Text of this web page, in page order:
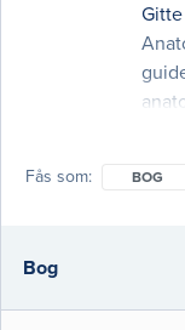
Fås som BOG
Bog